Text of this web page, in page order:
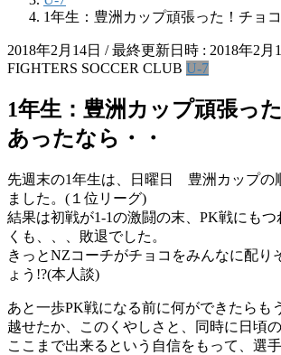
1年生：豊洲カップ頑張った！チョ
2018年2月14日 / 最終更新日時 : 2018年2月
FIGHTERS SOCCER CLUB U-7
1年生：豊洲カップ頑張っ
あったなら・・
先週末の1年生は、日曜日 豊洲カップの
ました。(１位リーグ)
結果は初戦が1-1の激闘の末、PK戦にもつ
くも、、、敗退でした。
きっとNZコーチがチョコをみんなに配り
ょう!?(本人談)
あと一歩PK戦になる前に何ができたらも
越せたか、このくやしさと、同時に日頃
ここまで出来るという自信をもって、選